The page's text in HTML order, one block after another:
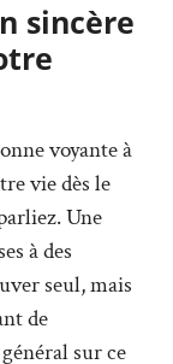
sincère
voyante à
vie dès le
Une
à des
seul, mais
de
sur ce